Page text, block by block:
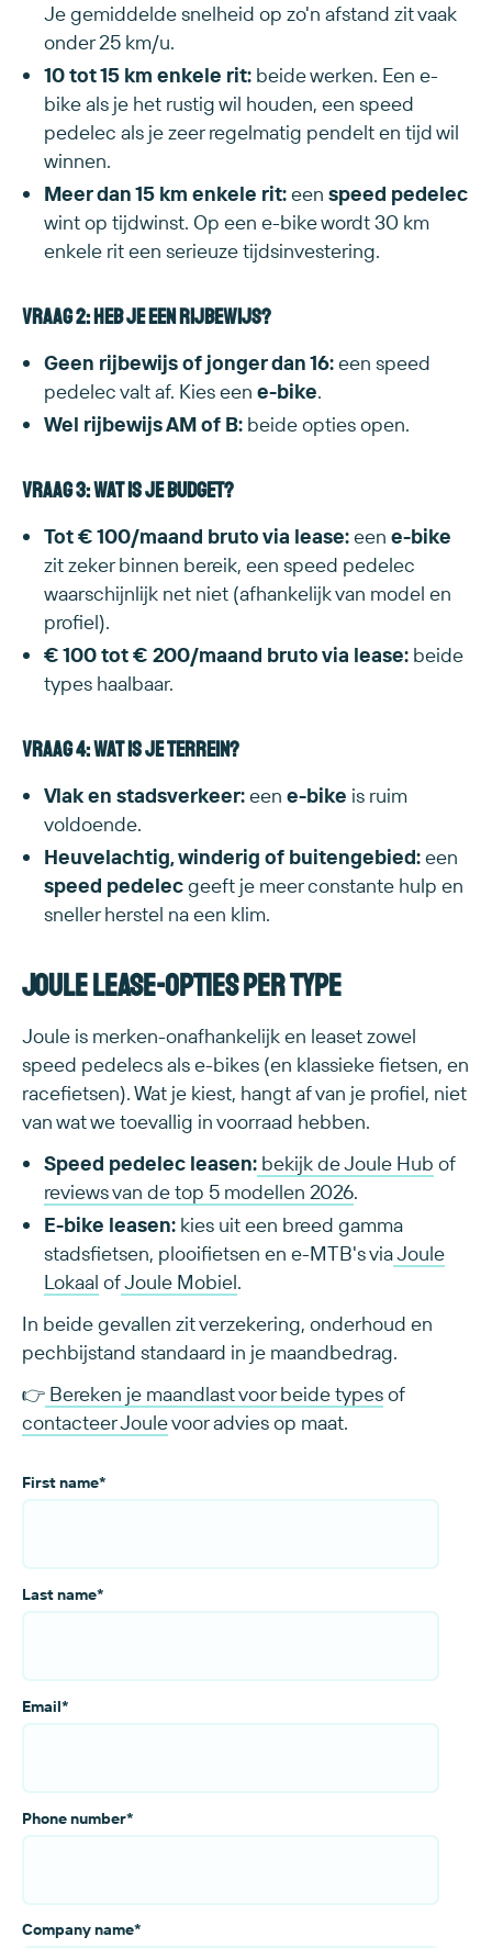
Je gemiddelde snelheid op zo'n afstand zit vaak
onder 25 km/u.
10 tot 15 km enkele rit: beide werken. Een e-
bike als je het rustig wil houden, een speed
pedelec als je zeer regelmatig pendelt en tijd wil
winnen.
Meer dan 15 km enkele rit:een speed pedelec
wint op tijdwinst. Op een e-bike wordt 30 km
enkele rit een serieuze tijdsinvestering.
Vraag 2: Heb je een rijbewijs?
Geen rijbewijs of jonger dan 16:een speed
pedelec valt af. Kies een e-bike.
Wel rijbewijs AM of B: beide opties open.
Vraag 3: Wat is je budget?
Tot € 100/maand bruto via lease:een e-bike
zit zeker binnen bereik, een speed pedelec
waarschijnlijk net niet (afhankelijk van model en
profiel).
€ 100 tot € 200/maand bruto via lease: beide
types haalbaar.
Vraag 4: Wat is je terrein?
Vlak en stadsverkeer:een e-bike is ruim
voldoende.
Heuvelachtig, winderig of buitengebied:een
speed pedelecgeeft je meer constante hulp en
sneller herstel na een klim.
Joule lease-opties per type
Joule is merken-onafhankelijk en leaset zowel
speed pedelecs als e-bikes (en klassieke fietsen, en
racefietsen). Wat je kiest, hangt af van je profiel, niet
van wat we toevallig in voorraad hebben.
Speed pedelec leasen: bekijk de Joule Hub of
reviews van de top 5 modellen 2026.
E-bike leasen: kies uit een breed gamma
stadsfietsen, plooifietsen en e-MTB's viaJoule
Lokaal ofJoule Mobiel.
In beide gevallen zit verzekering, onderhoud en
pechbijstand standaard in je maandbedrag.
👉 Bereken je maandlast voor beide typesof
contacteer Joulevoor advies op maat.
First name*
Last name*
Email*
Phone number*
Company name*